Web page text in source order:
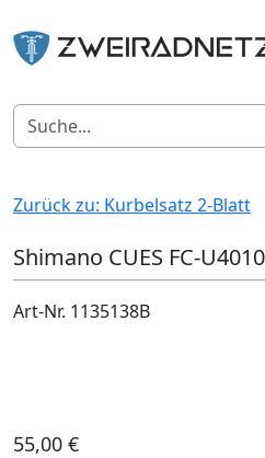
Zurück zu: Kurbelsatz 2-Blatt
Shimano CUES FC-
Art-Nr. 1135138B
55,00 €